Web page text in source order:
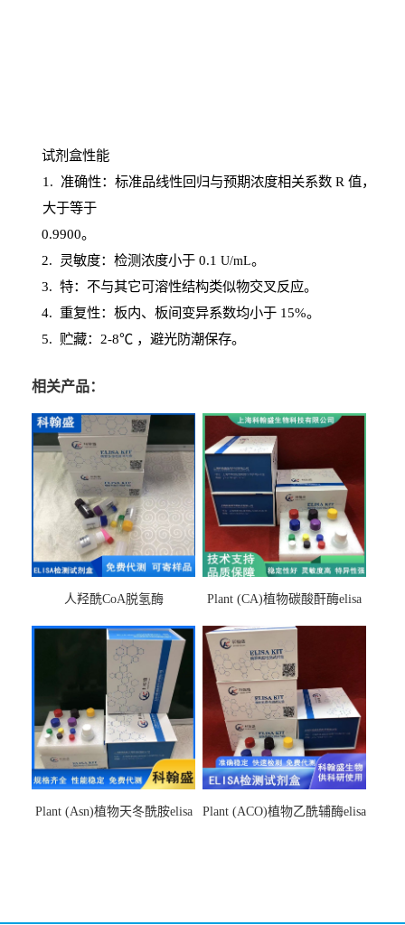
试剂盒性能
1 . 准确性：标准品线性回归与预期浓度相关系数 R 值，
大于等于
0.9900。
2. 灵敏度：检测浓度小于0.1 U/mL。
3. 特：不与其它可溶性结构类似物交叉反应。
4. 重复性：板内、板间变异系数均小于15%。
5. 贮藏：2-8℃ ，避光防潮保存。
相关产品：
人羟酰CoA脱氢酶
Plant (CA)植物碳酸酐酶elisa
Plant (Asn)植物天冬酰胺elisa
Plant (ACO)植物乙酰辅酶elisa